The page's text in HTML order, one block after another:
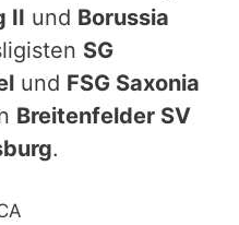
II und Borussia
SG
und FSG Saxonia
Breitenfelder SV
.